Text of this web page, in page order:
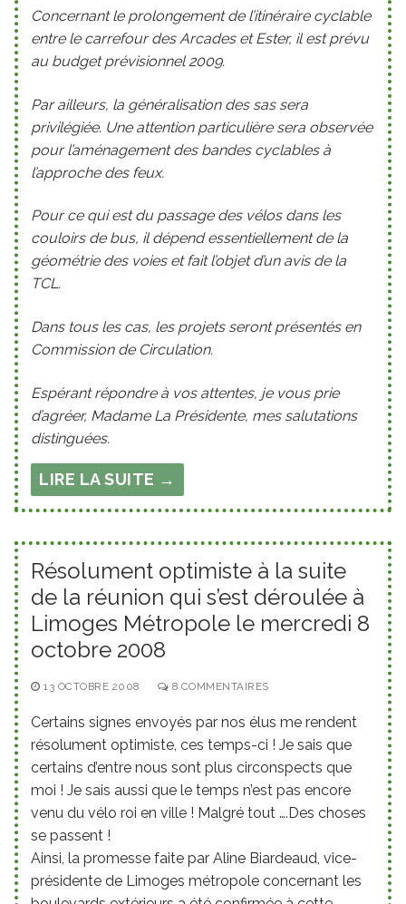
Concernant le prolongement de l’itinéraire cyclable
entre le carrefour des Arcades et Ester, il est prévu
au budget prévisionnel 2009.
Par ailleurs, la généralisation des sas sera
privilégiée. Une attention particulière sera observée
pour l’aménagement des bandes cyclables à
l’approche des feux.
Pour ce qui est du passage des vélos dans les
couloirs de bus, il dépend essentiellement de la
géométrie des voies et fait l’objet d’un avis de la
TCL.
Dans tous les cas, les projets seront présentés en
Commission de Circulation.
Espérant répondre à vos attentes, je vous prie
d’agréer, Madame La Présidente, mes salutations
distinguées.
LIRE LA SUITE →
Résolument optimiste à la suite
de la réunion qui s’est déroulée à
Limoges Métropole le mercredi 8
octobre 2008
13 OCTOBRE 2008 8 COMMENTAIRES
Certains signes envoyés par nos élus me rendent
résolument optimiste, ces temps-ci ! Je sais que
certains d’entre nous sont plus circonspects que
moi ! Je sais aussi que le temps n’est pas encore
venu du vélo roi en ville ! Malgré tout ….Des choses
se passent !
Ainsi, la promesse faite par Aline Biardeaud, vice-
présidente de Limoges métropole concernant les